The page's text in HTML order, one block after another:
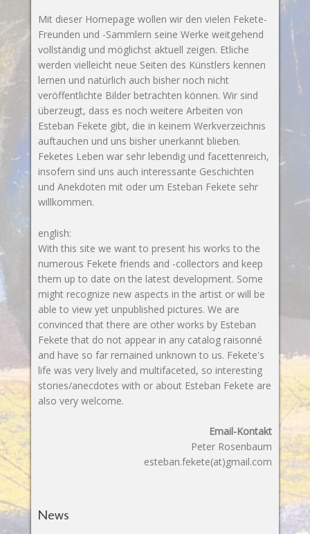
Mit dieser Homepage wollen wir den vielen Fekete-
Freunden und -Sammlern seine Werke weitgehend
vollständig und möglichst aktuell zeigen. Etliche
werden vielleicht neue Seiten des Künstlers kennen
lernen und natürlich auch bisher noch nicht
veröffentlichte Bilder betrachten können. Wir sind
überzeugt, dass es noch weitere Arbeiten von
Esteban Fekete gibt, die in keinem Werkverzeichnis
auftauchen und uns bisher unerkannt blieben.
Feketes Leben war sehr lebendig und facettenreich,
insofern sind uns auch interessante Geschichten
und Anekdoten mit oder um Esteban Fekete sehr
willkommen.
english:
With this site we want to present his works to the
numerous Fekete friends and -collectors and keep
them up to date on the latest development. Some
might recognize new aspects in the artist or will be
able to view yet unpublished pictures. We are
convinced that there are other works by Esteban
Fekete that do not appear in any catalog raisonné
and have so far remained unknown to us. Fekete's
life was very lively and multifaceted, so interesting
stories/anecdotes with or about Esteban Fekete are
also very welcome.
Email-Kontakt
Peter Rosenbaum
esteban.fekete(at)gmail.com
News